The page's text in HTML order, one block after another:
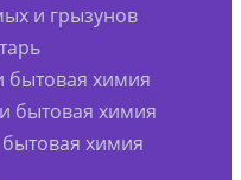
и грызунов
бытовая химия
бытовая химия
химия